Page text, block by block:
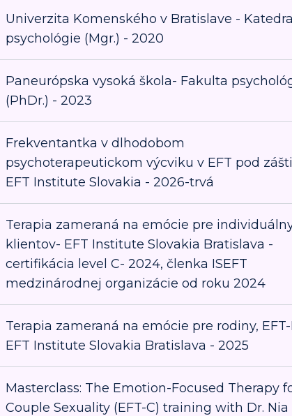
Univerzita Komenského v Bratislave - Katedra
psychológie (Mgr.) - 2020
Paneurópska vysoká škola- Fakulta
(PhDr.) - 2023
Frekventantka v dlhodobom
psychoterapeutickom výcviku v EFT pod
EFT Institute Slovakia - 2026-trvá
Terapia zameraná na emócie pre
klientov- EFT Institute Slovakia Bratislava -
certifikácia level C- 2024, členka ISEFT
medzinárodnej organizácie od roku 2024
Terapia zameraná na emócie pre rodiny, EFT-
EFT Institute Slovakia Bratislava - 2025
Masterclass: The Emotion-Focused Therapy
Couple Sexuality (EFT-C) training with Dr. Nia